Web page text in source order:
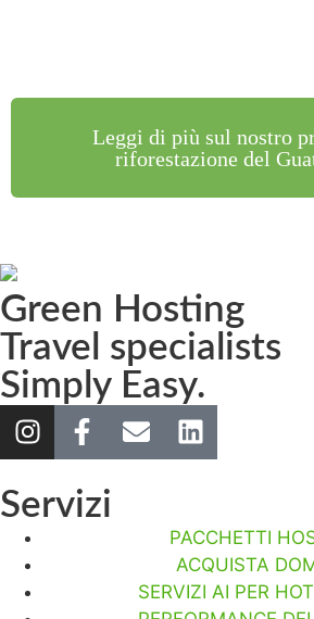
Leggi di più sul nostro
riforestazione del
Green Hosting
Travel specialists
Simply Easy.
Servizi
PACCHETTI
ACQUISTA
SERVIZI AI PER